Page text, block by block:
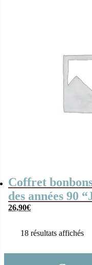
Coffret
des années 90 “Je
suis un tonton
personnalisé
26,90€
18 résultats affichés